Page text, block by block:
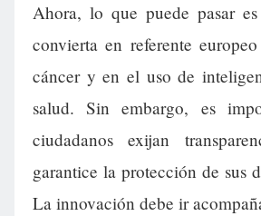
Ahora, lo que puede pasar
convierta en referente
cáncer y en el uso de
salud. Sin embargo, es
ciudadanos exijan
garantice la protección de sus
La innovación debe ir